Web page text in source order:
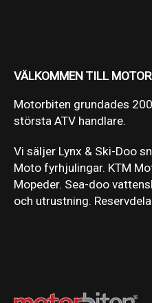
VÄLKOMMEN TILL
Motorbiten grundades
största ATV handlare.
Vi säljer Lynx & Ski-Doo
Moto fyrhjulingar. KTM
Mopeder. Sea-doo
och utrustning.